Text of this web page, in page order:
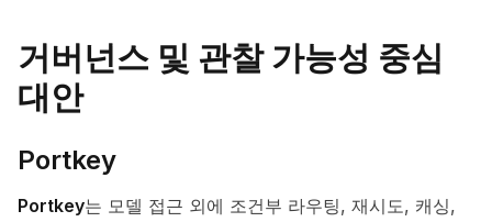
거버넌스 및 관찰 가능성 중심
대안
Portkey
Portkey는 모델 접근 외에 조건부 라우팅, 재시도, 캐싱,